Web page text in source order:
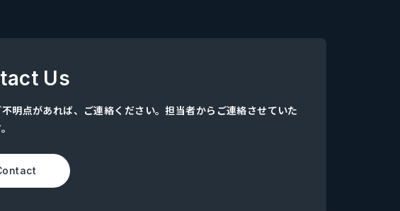
Us
明点があれば、ご連絡ください。担当者からご連絡させていた